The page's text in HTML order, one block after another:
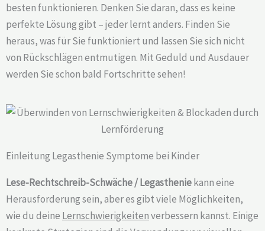
besten funktionieren. Denken Sie daran, dass es keine
perfekte Lösung gibt – jeder lernt anders. Finden Sie
heraus, was für Sie funktioniert und lassen Sie sich nicht
von Rückschlägen entmutigen. Mit Geduld und Ausdauer
werden Sie schon bald Fortschritte sehen!
Einleitung Legasthenie Symptome bei Kinder
Lese-Rechtschreib-Schwäche / Legastheniekann eine
Herausforderung sein, aber es gibt viele Möglichkeiten,
wie du deine Lernschwierigkeitenverbessern kannst. Einige